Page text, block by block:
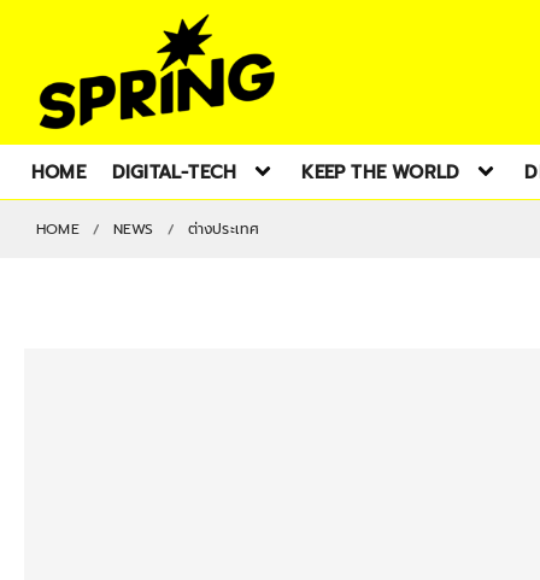
HOME DIGITAL-TECH KEEP THE WORLD
HOME NEWS ต่างประเทศ